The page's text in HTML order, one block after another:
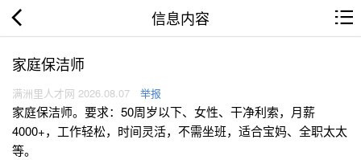
信息内容
家庭保洁师
满洲里人才网 2026.08.07 举报
家庭保洁师。要求：50周岁以下、女性、干净利索，月薪
4000+，工作轻松，时间灵活，不需坐班，适合宝妈、全职太太
等。